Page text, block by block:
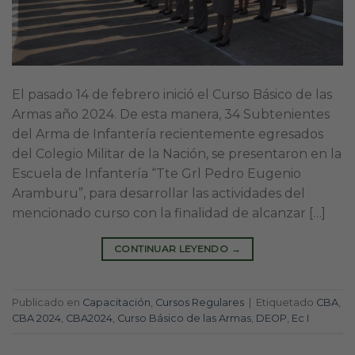
El pasado 14 de febrero inició el Curso Básico de las
Armas año 2024. De esta manera, 34 Subtenientes
del Arma de Infantería recientemente egresados
del Colegio Militar de la Nación, se presentaron en la
Escuela de Infantería “Tte Grl Pedro Eugenio
Aramburu”, para desarrollar las actividades del
mencionado curso con la finalidad de alcanzar […]
CONTINUAR LEYENDO →
Publicado en Capacitación, Cursos Regulares Etiquetado CBA,
CBA 2024, CBA2024, Curso Básico de las Armas, DEOP, Ec I